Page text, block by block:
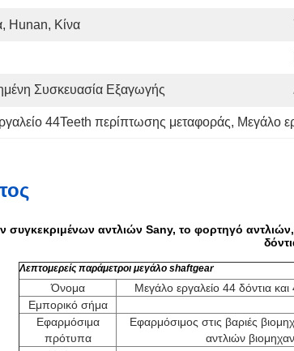
Hunan, Κίνα
Συσκευασία Εξαγωγής
44Teeth περίπτωσης μεταφοράς, Μεγάλο
αντλιών Sany, το φορτηγό
Λεπτομερείς παράμετροι μεγάλο shaftgear
Όνομα
Μεγάλο εργαλείο 44 δόντια
Εμπορικό σήμα
Εφαρμόσιμα
πρότυπα
Εφαρμόσιμος στις βαριές
αντλιών